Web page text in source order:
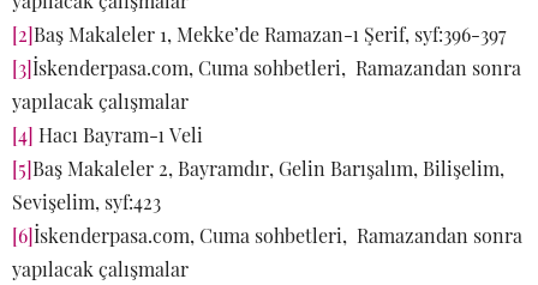
[2]Baş Makaleler 1, Mekke’de Ramazan-ı Şerif, syf:396-397
[3]İskenderpasa.com, Cuma sohbetleri, Ramazandan sonra
yapılacak çalışmalar
[4] Hacı Bayram-ı Veli
[5]Baş Makaleler 2, Bayramdır, Gelin Barışalım, Bilişelim,
Sevişelim, syf:423
[6]İskenderpasa.com, Cuma sohbetleri, Ramazandan sonra
yapılacak çalışmalar